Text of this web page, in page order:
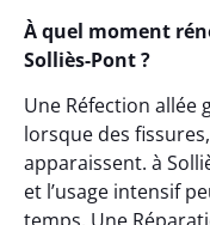
À quel moment
Solliès-Pont ?
Une Réfection allée
lorsque des
apparaissent. à
et l’usage intensif